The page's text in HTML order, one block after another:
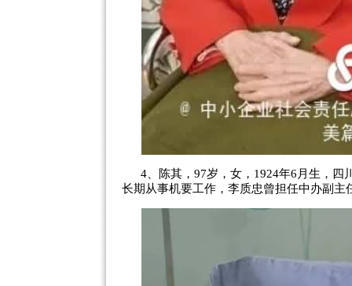
4、陈其，97岁，女，1924年6月生，
长期从事机要工作，李质忠曾担任中办副主